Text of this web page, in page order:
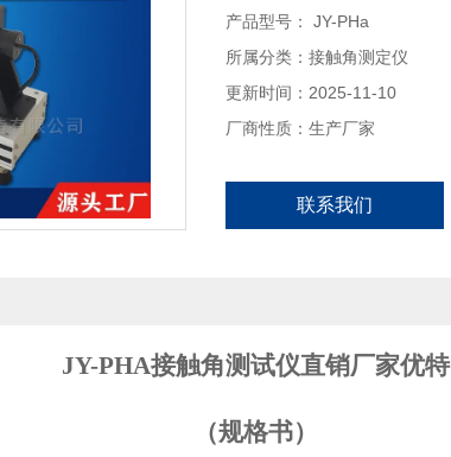
产品型号： JY-PHa
所属分类：接触角测定仪
更新时间：2025-11-10
厂商性质：生产厂家
联系我们
JY-PHA接触角测试仪直销厂家优特
（规格书）